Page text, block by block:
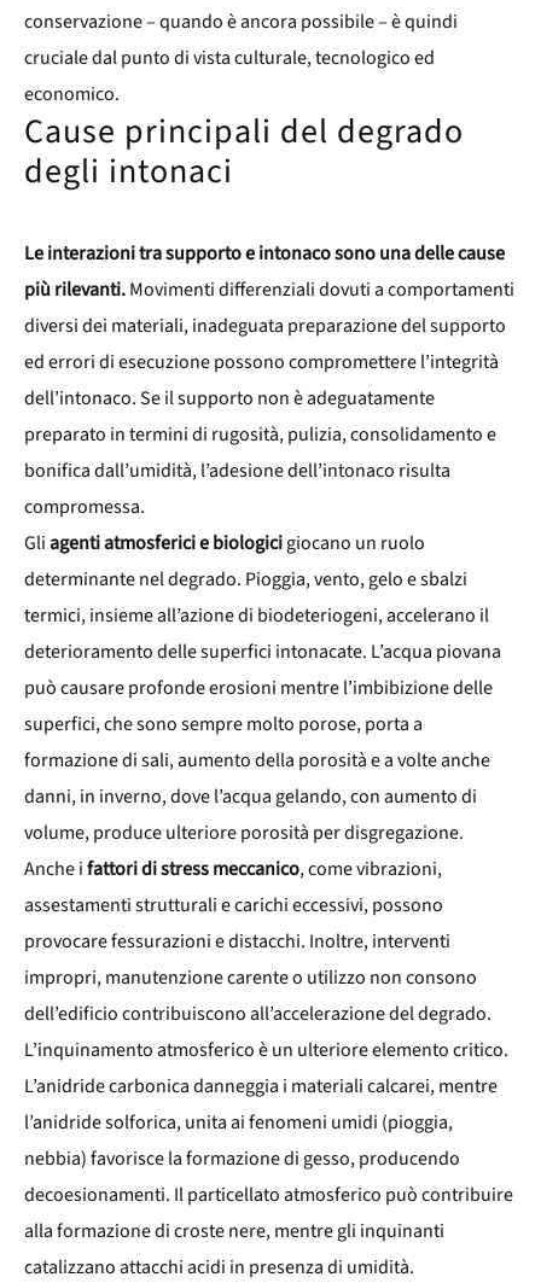
conservazione – quando è ancora possibile – è quindi
cruciale dal punto di vista culturale, tecnologico ed
economico.
Cause principali del degrado
degli intonaci
Le interazioni tra supporto e intonaco sono una delle cause
più rilevanti.Movimenti differenziali dovuti a comportamenti
diversi dei materiali, inadeguata preparazione del supporto
ed errori di esecuzione possono compromettere l’integrità
dell’intonaco. Se il supporto non è adeguatamente
preparato in termini di rugosità, pulizia, consolidamento e
bonifica dall’umidità, l’adesione dell’intonaco risulta
compromessa.
Gliagenti atmosferici e biologicigiocano un ruolo
determinante nel degrado. Pioggia, vento, gelo e sbalzi
termici, insieme all’azione di biodeteriogeni, accelerano il
deterioramento delle superfici intonacate. L’acqua piovana
può causare profonde erosioni mentre l’imbibizione delle
superfici, che sono sempre molto porose, porta a
formazione di sali, aumento della porosità e a volte anche
danni, in inverno, dove l’acqua gelando, con aumento di
volume, produce ulteriore porosità per disgregazione.
Anche ifattori di stress meccanico, come vibrazioni,
assestamenti strutturali e carichi eccessivi, possono
provocare fessurazioni e distacchi. Inoltre, interventi
impropri, manutenzione carente o utilizzo non consono
dell’edificio contribuiscono all’accelerazione del degrado.
L’inquinamento atmosferico è un ulteriore elemento critico.
L’anidride carbonica danneggia i materiali calcarei, mentre
l’anidride solforica, unita ai fenomeni umidi (pioggia,
nebbia) favorisce la formazione di gesso, producendo
decoesionamenti. Il particellato atmosferico può contribuire
alla formazione di croste nere, mentre gli inquinanti
catalizzano attacchi acidi in presenza di umidità.